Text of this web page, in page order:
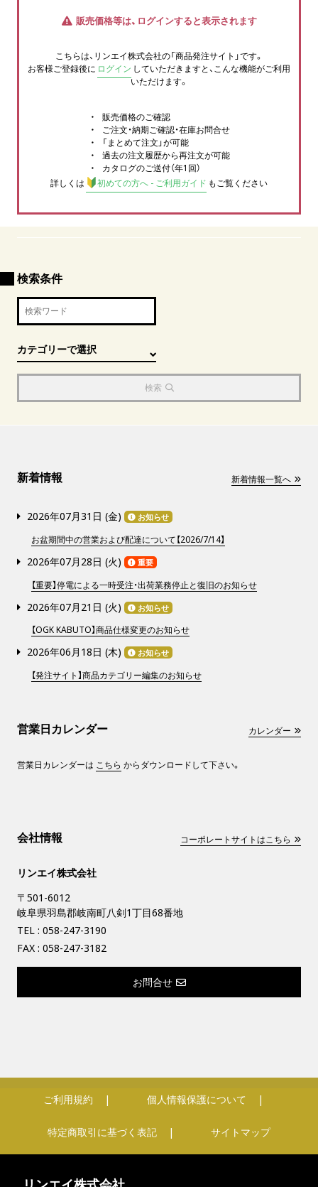
販売価格等は、ログインすると表示されます
こちらは、リンエイ株式会社の「商品発注サイト」です。
お客様ご登録後に ログイン していただきますと、こんな機能がご利用
いただけます。
販売価格のご確認
ご注文・納期ご確認・在庫お問合せ
「まとめて注文」が可能
過去の注文履歴から再注文が可能
カタログのご送付（年1回）
詳しくは
初めての方へ - ご利用ガイド もご覧ください
検索条件
検索
新着情報 新着情報一覧へ
2026年07月31日 (金) お知らせ
お盆期間中の営業および配達について【2026/7/14】
2026年07月28日 (火) 重要
【重要】停電による一時受注・出荷業務停止と復旧のお知らせ
2026年07月21日 (火) お知らせ
【OGK KABUTO】商品仕様変更のお知らせ
2026年06月18日 (木) お知らせ
【発注サイト】商品カテゴリー編集のお知らせ
営業日カレンダー カレンダー
営業日カレンダーは こちら からダウンロードして下さい。
会社情報 コーポレートサイトはこちら
リンエイ株式会社
〒501-6012
岐阜県羽島郡岐南町八剣1丁目68番地
TEL : 058-247-3190
FAX : 058-247-3182
お問合せ
ご利用規約 個人情報保護について
特定商取引に基づく表記 サイトマップ